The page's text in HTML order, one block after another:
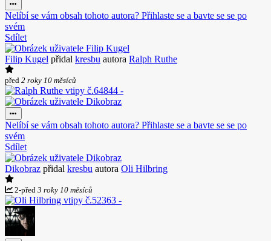
Nelíbí se vám obsah tohoto autora? Přihlaste se a bavte se se po
svém
Sdílet
Filip Kugel přidal kresbu autora Ralph Ruthe
před 2 roky 10 měsíců
Nelíbí se vám obsah tohoto autora? Přihlaste se a bavte se se po
svém
Sdílet
Dikobraz přidal kresbu autora Oli Hilbring
2-před 3 roky 10 měsíců